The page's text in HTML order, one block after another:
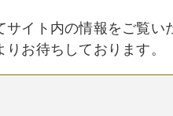
サイト内の情報をご覧い
お待ちしております。